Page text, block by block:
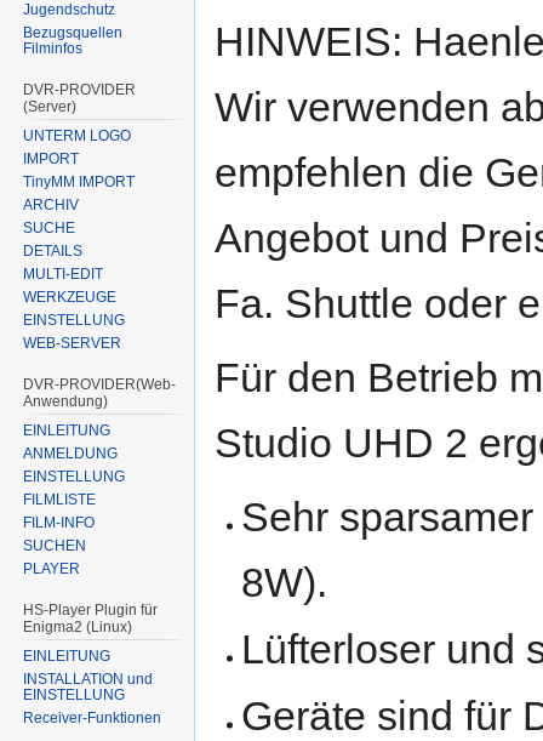
HINWEIS:
Wir verwenden
empfehlen die
Angebot und
Fa. Shuttle oder
Für den Betrieb
Studio UHD 2
Sehr
8W).
Lüfterloser und
Geräte sind für
Jugendschutz
Bezugsquellen
Filminfos
DVR-PROVIDER
(Server)
UNTERM LOGO
IMPORT
TinyMM IMPORT
ARCHIV
SUCHE
DETAILS
MULTI-EDIT
WERKZEUGE
EINSTELLUNG
WEB-SERVER
DVR-PROVIDER(Web-
Anwendung)
EINLEITUNG
ANMELDUNG
EINSTELLUNG
FILMLISTE
FILM-INFO
SUCHEN
PLAYER
HS-Player Plugin für
Enigma2 (Linux)
EINLEITUNG
INSTALLATION und
EINSTELLUNG
Receiver-Funktionen